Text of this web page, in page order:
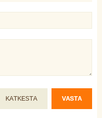
KATKESTA VASTA